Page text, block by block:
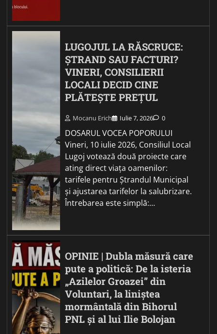
LUGOJUL LA RĂSCRUCE:
ȘTRAND SAU FACTURI?
VINERI, CONSILIERII
LOCALI DECID CINE
PLĂTEȘTE PREȚUL
Mocanu Erich Iulie 7, 2026 0
DOSARUL VOCEA POPORULUI
Vineri, 10 iulie 2026, Consiliul Local
Lugoj votează două proiecte care
ating direct viața oamenilor:
tarifele pentru Ștrandul Municipal
și ajustarea tarifelor la salubrizare.
Întrebarea este simplă:…
OPINIE | Dubla măsură care
pute a politică: De la isteria
„Azilelor Groazei” din
Voluntari, la liniștea
mormântală din Bihorul
PNL și al lui Ilie Bolojan